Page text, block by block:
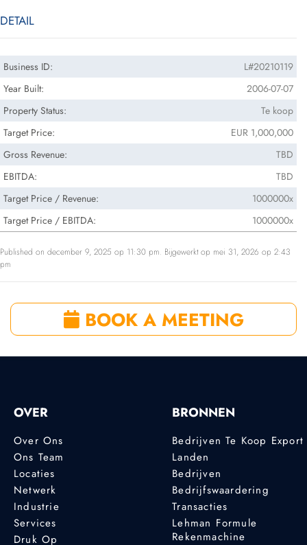
DETAIL
Business ID:
L#20210119
Year Built:
2006-07-07
Property Status:
Te koop
Target Price:
EUR 1,000,000
Gross Revenue:
TBD
EBITDA:
TBD
Target Price / Revenue:
1000000x
Target Price / EBITDA:
1000000x
Published on december 9, 2025 op 11:30 pm. Bijgewerkt op mei 31, 2026 op 2:43
pm
BOOK A MEETING
OVER
Over Ons
Ons Team
Locaties
Netwerk
Industrie
Services
Druk Op
BRONNEN
Bedrijven Te Koop Export
Landen
Bedrijven
Bedrijfswaardering
Transacties
Lehman Formule
Rekenmachine